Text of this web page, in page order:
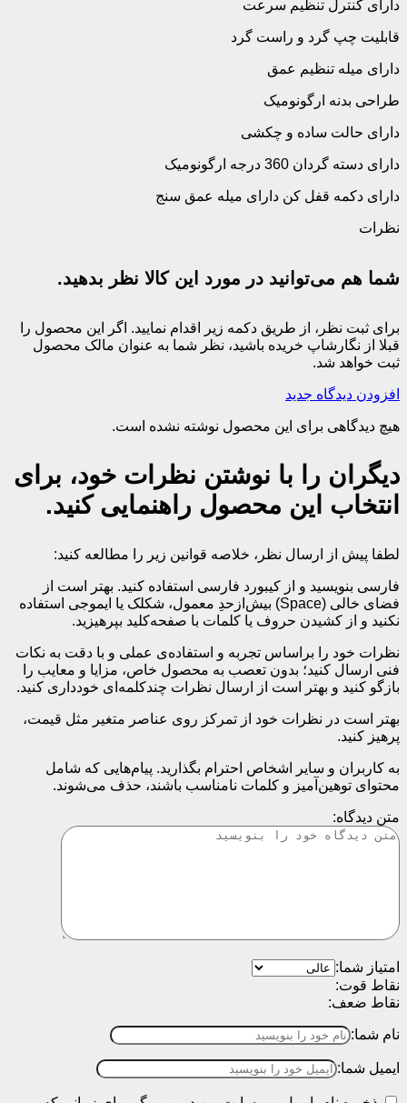
دارای حالت ساده و چکشی
دارای دسته گردان 360 درجه ارگونومیک
دارای دکمه قفل کن دارای میله عمق سنج
نظرات
شما هم می‌توانید در مورد این کالا نظر بدهید.
برای ثبت نظر، از طریق دکمه زیر اقدام نمایید. اگر این محصول را
قبلا از نگارشاپ خریده باشید، نظر شما به عنوان مالک محصول
ثبت خواهد شد.
افزودن دیدگاه جدید
دیگران را با نوشتن نظرات خود، برای
انتخاب این محصول راهنمایی کنید.
لطفا پیش از ارسال نظر، خلاصه قوانین زیر را مطالعه کنید:
فارسی بنویسید و از کیبورد فارسی استفاده کنید. بهتر است از
فضای خالی (Space) بیش‌از‌حدِ معمول، شکلک یا ایموجی استفاده
نکنید و از کشیدن حروف یا کلمات با صفحه‌کلید بپرهیزید.
فنی ارسال کنید؛ بدون تعصب به محصول خاص، مزایا و معایب را
بازگو کنید و بهتر است از ارسال نظرات چندکلمه‌‌ای خودداری کنید.
بهتر است در نظرات خود از تمرکز روی عناصر متغیر مثل قیمت،
پرهیز کنید.
به کاربران و سایر اشخاص احترام بگذارید. پیام‌هایی که شامل
محتوای توهین‌آمیز و کلمات نامناسب باشند، حذف می‌شوند.
متن دیدگاه:
امتیاز شما:
ایمیل شما:
ذخیره نام، ایمیل و وبسایت من در مرورگر برای زمانی که
دوباره دیدگاهی می‌نویسم.
پرسش و پاسخ
شما نیز میتوانید سوالات خود را ثبت کنید!